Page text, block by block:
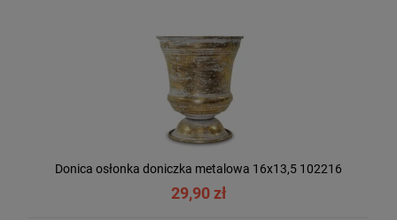
Donica osłonka doniczka metalowa 16x13,5 102216
29,90 zł